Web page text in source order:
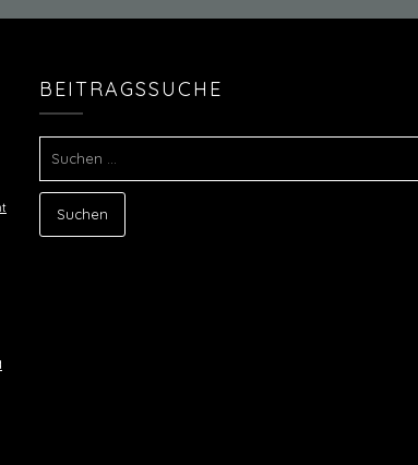
BEITRAGSSUCHE